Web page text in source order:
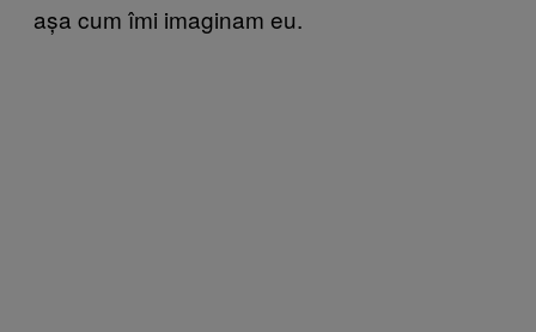
așa cum îmi imaginam eu.